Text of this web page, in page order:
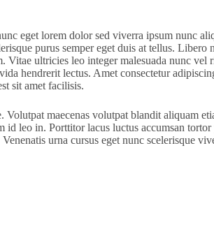
eget lorem dolor sed viverra ipsum nunc
purus semper eget duis at tellus. Libero
ultricies leo integer malesuada nunc vel
hendrerit lectus. Amet consectetur
sit amet facilisis.
maecenas volutpat blandit aliquam
leo in. Porttitor lacus luctus accumsan
urna cursus eget nunc scelerisque